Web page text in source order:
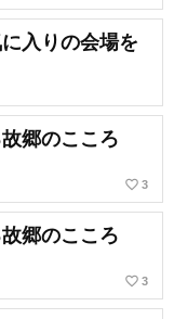
入りの会場を
郷のこころ
favorite_border 3
郷のこころ
favorite_border 3